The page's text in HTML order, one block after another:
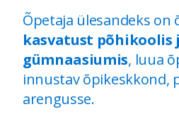
Õpetaja ülesandeks on
kasvatust põhikoolis
gümnaasiumis, luua
innustav õpikeskkond,
arengusse.